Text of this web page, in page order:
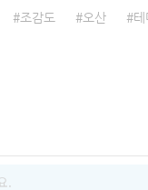
조감도 오산